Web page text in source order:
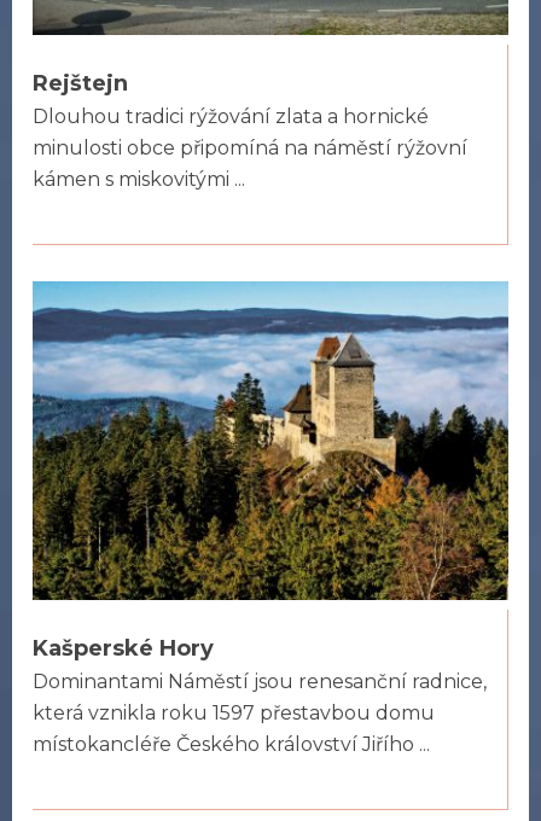
Rejštejn
Dlouhou tradici rýžování zlata a hornické
minulosti obce připomíná na náměstí rýžovní
kámen s miskovitými ...
Kašperské Hory
Dominantami Náměstí jsou renesanční radnice,
která vznikla roku 1597 přestavbou domu
místokancléře Českého království Jiřího ...